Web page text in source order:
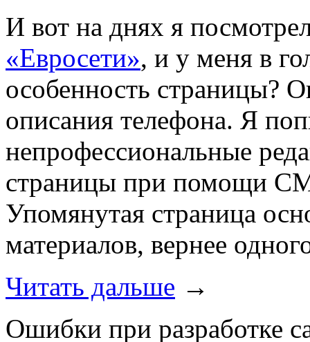
И вот на днях я
«Евросети», и у меня в
особенность страницы?
описания телефона. Я
непрофессиональные
страницы при помощи
Упомянутая страница
материалов, вернее
Читать дальше →
Ошибки при разработке